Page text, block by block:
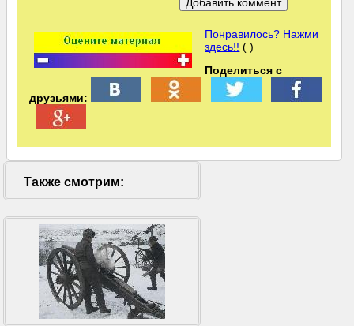
Понравилось? Нажми
здесь!! ( )
Поделиться с
друзьями:
Также смотрим: